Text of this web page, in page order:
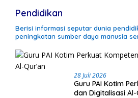
Pendidikan
Berisi informasi seputar dunia
peningkatan sumber daya manusia
28 Juli 2026
Guru PAI Kotim
dan Digitalisasi Al-